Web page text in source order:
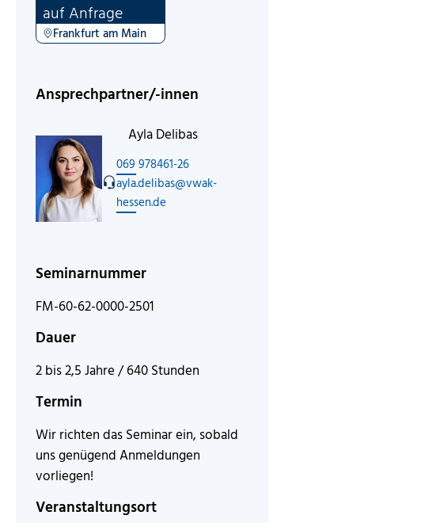
auf Anfrage
Frankfurt am Main
Ansprechpartner/-innen
Ayla Delibas
069 978461-26
ayla.delibas@vwak-
hessen.de
Seminarnummer
FM-60-62-0000-2501
Dauer
2 bis 2,5 Jahre / 640 Stunden
Termin
Wir richten das Seminar ein, sobald
uns genügend Anmeldungen
vorliegen!
Veranstaltungsort